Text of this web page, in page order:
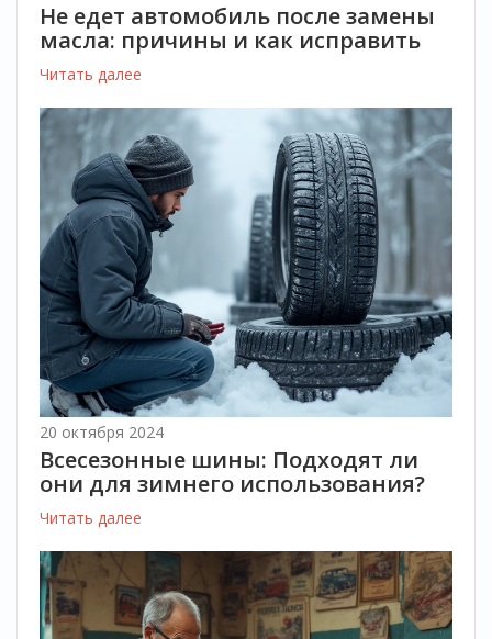
Не едет автомобиль после замены
масла: причины и как исправить
Читать далее
20 октября 2024
Всесезонные шины: Подходят ли
они для зимнего использования?
Читать далее